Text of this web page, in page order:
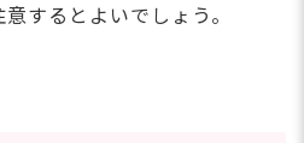
するとよいでしょう。